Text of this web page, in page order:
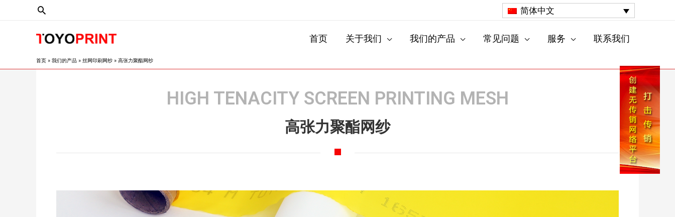
简体中文
首页 关于我们 我们的产品 常见问题 服务 联系我们
首页 我们的产品 丝网印刷网纱 高张力聚酯网纱
HIGH TENACITY SCREEN PRINTING MESH
高张力聚酯网纱